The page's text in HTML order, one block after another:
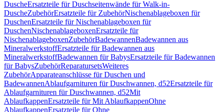
DuscheErsatzteile für Duschseitenwände für Walk-in-
DuscheZubehörErsatzteile für ZubehörNischenablageboxen für
DuschenErsatzteile für Nischenablageboxen für
DuschenNischenablageboxenErsatzteile für
NischenablageboxenZubehörBadewannenBadewannen aus
MineralwerkstoffErsatzteile für Badewannen aus
MineralwerkstoffBadewannen für BabysErsatzteile für Badewannen
für BabysZubehörReparatursetsWeiteres
ZubehörApparateanschlüsse für Duschen und
BadewannenAblaufgarnituren für Duschwannen, d52Ersatzteile für
Ablaufgarnituren für Duschwannen, d52Mit
AblaufkappenErsatzteile für Mit AblaufkappenOhne
AblaufkappenErsatzteile für Ohne